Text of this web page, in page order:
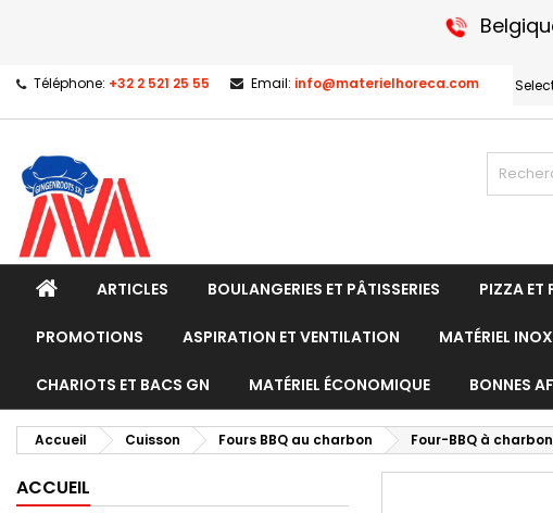
Téléphone: +32 2 521 25 55 Email: info@materielhoreca.com
ARTICLES BOULANGERIES ET PÂTISSERIES PIZZA ET
PROMOTIONS ASPIRATION ET VENTILATION MATÉRIEL
CHARIOTS ET BACS GN MATÉRIEL ÉCONOMIQUE BONNES
Accueil Cuisson Fours BBQ au charbon Four-BBQ à
ACCUEIL